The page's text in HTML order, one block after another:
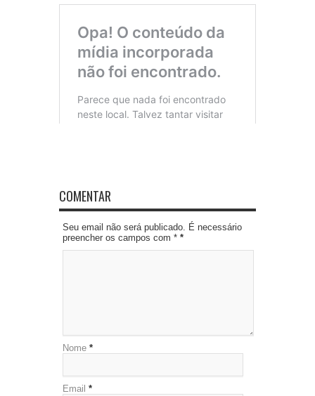
COMENTAR
Seu email não será publicado. É necessário
preencher os campos com * *
Nome *
Email *